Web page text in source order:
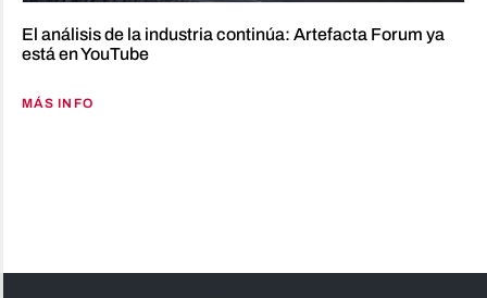
El análisis de la industria continúa: Artefacta Forum ya
está en YouTube
MÁS INFO